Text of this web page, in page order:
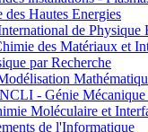
Hautes Energies
de Physique
des Matériaux et
par Recherche
- Génie Mécanique
Moléculaire et
de l'Informatique